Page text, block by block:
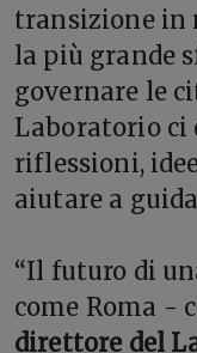
transizione in
la più grande
governare le
Laboratorio ci
riflessioni,
aiutare a
“Il futuro di
come Roma -
direttore del